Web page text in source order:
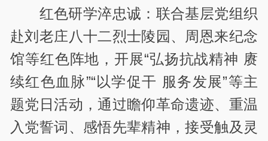
红色研学淬忠诚：联合基层党组织
赴刘老庄八十二烈士陵园、周恩来纪念
馆等红色阵地，开展“弘扬抗战精神 赓
续红色血脉”“以学促干 服务发展”等主
题党日活动，通过瞻仰革命遗迹、重温
入党誓词、感悟先辈精神，接受触及灵